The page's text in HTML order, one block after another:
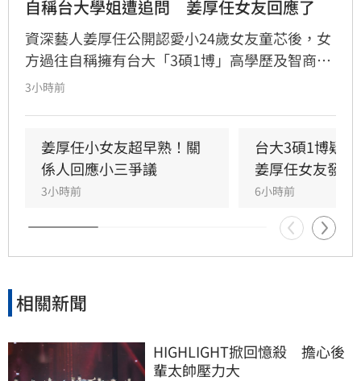
自稱台大學姐遭追問　姜厚任女友回應了
資深藝人姜厚任公開認愛小24歲女友童芯後，女
方過往自稱擁有台大「3碩1博」高學歷及智商
146等背景引發外界高度質疑。童芯日前於社群
件，導致話題持續發酵，網友針對其學歷真實性
仍存有諸多疑問。面對女友身陷輿論風波，姜厚
任展現力挺態度，笑稱兩人的戀情已像偵探片，
3小時前
姜厚任小女友超早熟！關
係人回應小三爭議
3小時前
台大3碩1博疑
姜厚任女友發聲
6小時前
相關新聞
HIGHLIGHT掀回憶殺　擔心後
輩太帥壓力大